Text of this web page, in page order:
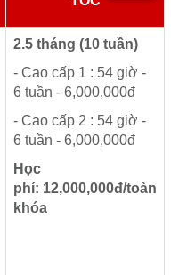
2.5 tháng (10 tuần)
- Cao cấp 1 : 54 giờ -
6 tuần - 6,000,000đ
- Cao cấp 2 : 54 giờ -
6 tuần - 6,000,000đ
Học
phí: 12,000,000đ/toàn
khóa